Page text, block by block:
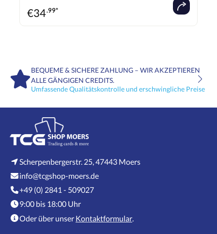
Jugendliche und Erwachsene, die Fans von Stitch sind.
€34.99*
BEQUEME & SICHERE ZAHLUNG – WIR AKZEPTIEREN
ALLE GÄNGIGEN CREDITS.
Umfassende Qualitätskontrolle und erschwingliche Preise
Scherpenbergerstr. 25, 47443 Moers
info@tcgshop-moers.de
+49 (0) 2841 - 509027
9:00 bis 18:00 Uhr
Oder über unser Kontaktformular